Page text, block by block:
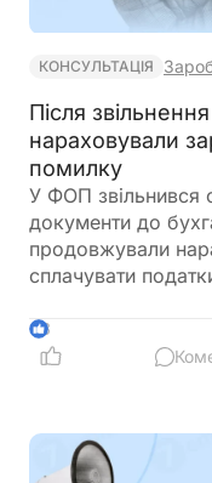
КОНСУЛЬТАЦІЯ
Після
нараховували
помилку
У ФОП звільнився
документи до
продовжували
сплачувати
податкову та
чи повинен він
3